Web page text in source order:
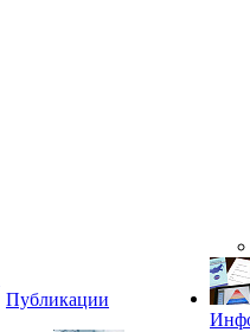
Публикации